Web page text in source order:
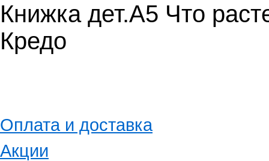
Книжка дет.А5 Что
Кредо
Оплата и доставка
Акции